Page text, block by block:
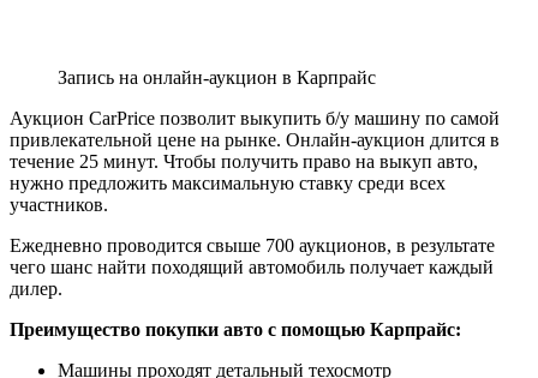
Запись на онлайн-аукцион в Карпрайс
Аукцион CarPrice позволит выкупить б/у машину по самой
привлекательной цене на рынке. Онлайн-аукцион длится в
течение 25 минут. Чтобы получить право на выкуп авто,
нужно предложить максимальную ставку среди всех
участников.
Ежедневно проводится свыше 700 аукционов, в результате
чего шанс найти походящий автомобиль получает каждый
дилер.
Преимущество покупки авто с помощью Карпрайс:
Машины проходят детальный техосмотр